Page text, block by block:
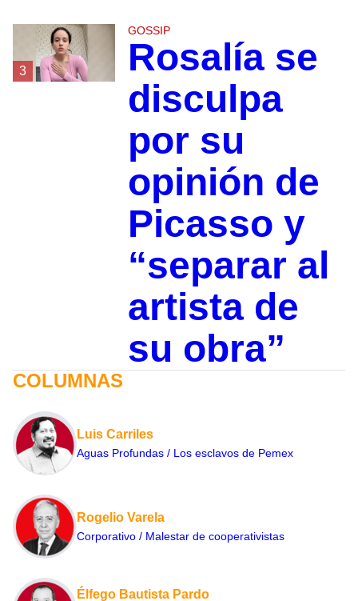
3
GOSSIP
Rosalía se
disculpa
por su
opinión de
Picasso y
“separar al
artista de
su obra”
COLUMNAS
Luis Carriles
Aguas Profundas / Los esclavos de Pemex
Rogelio Varela
Corporativo / Malestar de cooperativistas
Élfego Bautista Pardo